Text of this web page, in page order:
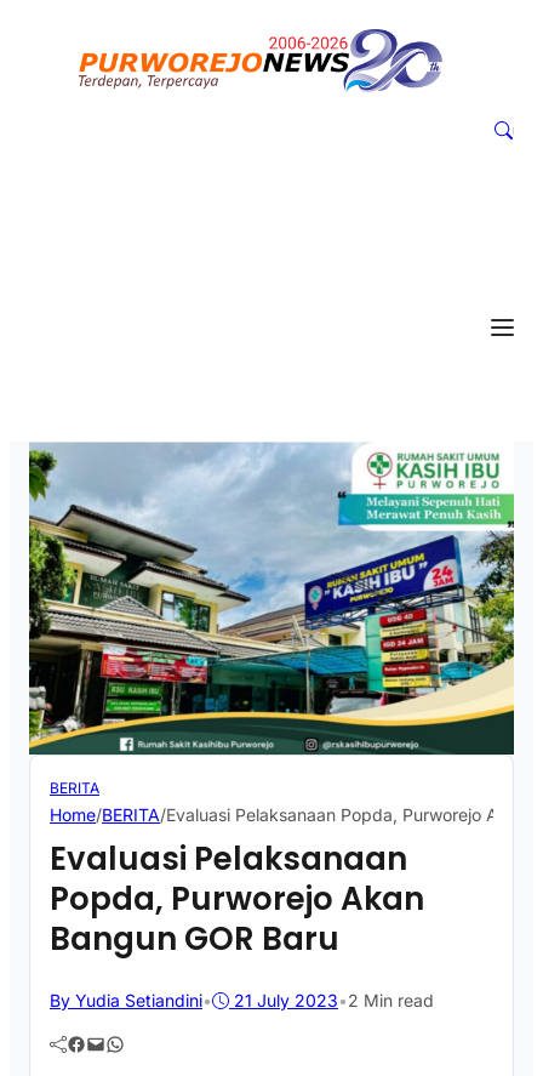
BERITA
Home/BERITA/Evaluasi Pelaksanaan Popda, Purworejo Akan
Evaluasi Pelaksanaan
Popda, Purworejo Akan
Bangun GOR Baru
By Yudia Setiandini• 21 July 2023•2 Min read
Facebook Mail WhatsApp